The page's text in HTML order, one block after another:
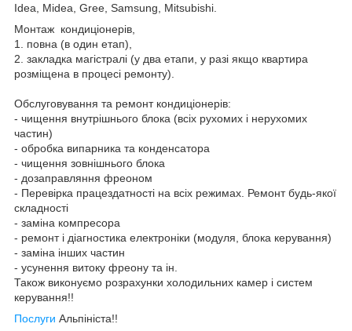
Idea, Midea, Gree, Samsung, Mitsubishi.
Монтаж кондиціонерів,
1. повна (в один етап),
2. закладка магістралі (у два етапи, у разі якщо квартира
розміщена в процесі ремонту).
Обслуговування та ремонт кондиціонерів:
- чищення внутрішнього блока (всіх рухомих і нерухомих
частин)
- обробка випарника та конденсатора
- чищення зовнішнього блока
- дозаправляння фреоном
- Перевірка працездатності на всіх режимах. Ремонт будь-якої
складності
- заміна компресора
- ремонт і діагностика електроніки (модуля, блока керування)
- заміна інших частин
- усунення витоку фреону та ін.
Також виконуємо розрахунки холодильних камер і систем
керування!!
Послуги Альпініста!!